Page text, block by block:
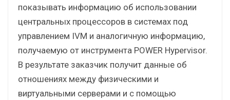
показывать информацию об использовании
центральных процессоров в системах под
управлением IVM и аналогичную информацию,
получаемую от инструмента POWER Hypervisor.
В результате заказчик получит данные об
отношениях между физическими и
виртуальными серверами и с помощью